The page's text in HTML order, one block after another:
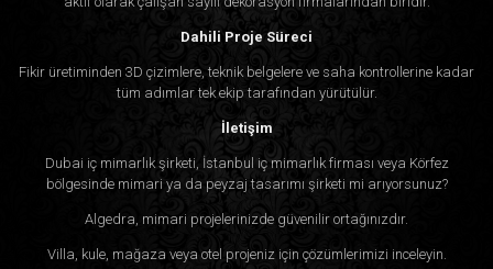
Dahili Proje Süreci
Fikir üretiminden 3D çizimlere, teknik belgelere ve saha kontrollerine kadar
tüm adımlar tek ekip tarafından yürütülür.
İletişim
Dubai iç mimarlık şirketi, İstanbul iç mimarlık firması veya Körfez
bölgesinde mimari ya da peyzaj tasarımı şirketi mi arıyorsunuz?
Algedra, mimari projelerinizde güvenilir ortağınızdır.
Villa, kule, mağaza veya otel projeniz için çözümlerimizi inceleyin.